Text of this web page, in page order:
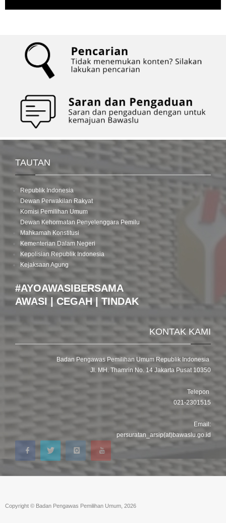
TAUTAN
Republik Indonesia
Dewan Perwakilan Rakyat
Komisi Pemilihan Umum
Dewan Kehormatan Penyelenggara Pemilu
Mahkamah Konstitusi
Kementerian Dalam Negeri
Kepolisian Republik Indonesia
Kejaksaan Agung
#AYOAWASIBERSAMA
AWASI | CEGAH | TINDAK
KONTAK KAMI
Badan Pengawas Pemilihan Umum Republik Indonesia
Jl. MH. Thamrin No. 14 Jakarta Pusat 10350
Telepon
021-2301515
Email:
persuratan_arsip(at)bawaslu.go.id
Copyright © Badan Pengawas Pemilihan Umum, 2026